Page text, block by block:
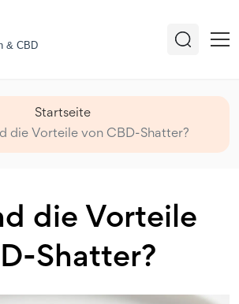
Startseite
die Vorteile von CBD-Shatter?
die Vorteile
Shatter?